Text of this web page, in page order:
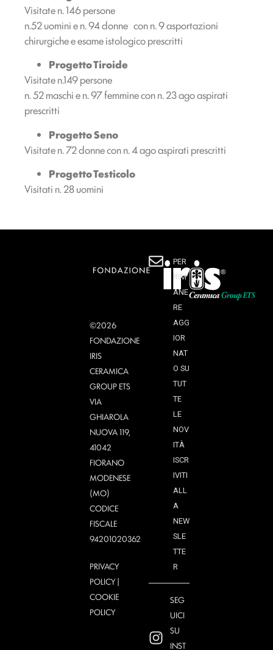
Visitate n. 146 persone
n.52 uomini e n. 94 donne con n. 9 asportazioni
chirurgiche e esame istologico prescritti
Progetto Tiroide
Visitate n.149 persone
n. 52 maschi e n. 97 femmine con n. 23 ago aspirati
prescritti
Progetto Seno
Visitate n. 72 donne con n. 4 ago aspirati prescritti
Progetto Testicolo
Visitati n. 28 uomini
©2026
FONDAZIONE
IRIS
CERAMICA
GROUP ETS
VIA
GHIAROLA
NUOVA 119,
41042
FIORANO
MODENESE
(MO)
CODICE
FISCALE
94201020362
PRIVACY
POLICY|
COOKIE
POLICY
PER
RIM
ANE
RE
AGG
IOR
NAT
O SU
TUT
TE
LE
NOV
ITÀ
ISCR
IVITI
ALL
A
NEW
SLE
TTE
R
SEG
UICI
SU
INST